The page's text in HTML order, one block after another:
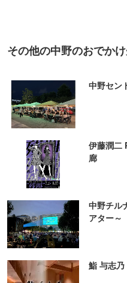
その他の中野のおでか
中野セン
伊藤潤二
廊
中野チル
アター～
鮨 与志乃